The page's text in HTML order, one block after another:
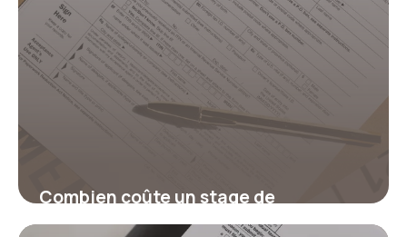
Combien coûte un stage de
récupération de points ?